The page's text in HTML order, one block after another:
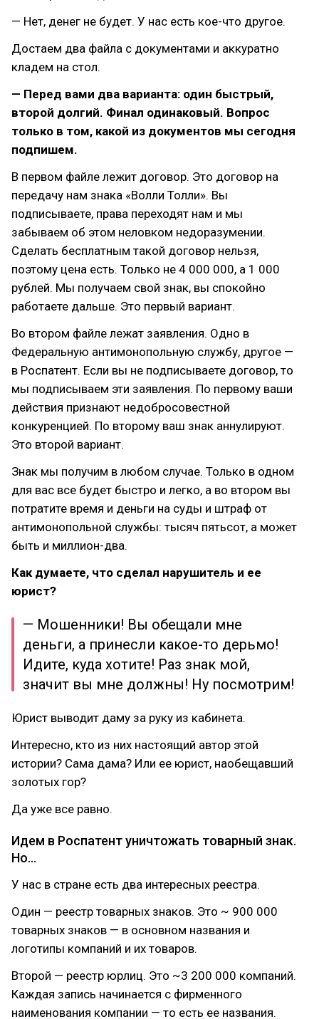
— Нет, денег не будет. У нас есть кое-что другое.
Достаем два файла с документами и аккуратно
кладем на стол.
— Перед вами два варианта: один быстрый,
второй долгий. Финал одинаковый. Вопрос
только в том, какой из документов мы сегодня
подпишем.
В первом файле лежит договор. Это договор на
передачу нам знака «Волли Толли». Вы
подписываете, права переходят нам и мы
забываем об этом неловком недоразумении.
Сделать бесплатным такой договор нельзя,
поэтому цена есть. Только не 4 000 000, а 1 000
рублей. Мы получаем свой знак, вы спокойно
работаете дальше. Это первый вариант.
Во втором файле лежат заявления. Одно в
Федеральную антимонопольную службу, другое —
в Роспатент. Если вы не подписываете договор, то
мы подписываем эти заявления. По первому ваши
действия признают недобросовестной
конкуренцией. По второму ваш знак аннулируют.
Это второй вариант.
Знак мы получим в любом случае. Только в одном
для вас все будет быстро и легко, а во втором вы
потратите время и деньги на суды и штраф от
антимонопольной службы: тысяч пятьсот, а может
быть и миллион-два.
Как думаете, что сделал нарушитель и ее
юрист?
— Мошенники! Вы обещали мне
деньги, а принесли какое-то дерьмо!
Идите, куда хотите! Раз знак мой,
значит вы мне должны! Ну посмотрим!
Юрист выводит даму за руку из кабинета.
Интересно, кто из них настоящий автор этой
истории? Сама дама? Или ее юрист, наобещавший
золотых гор?
Да уже все равно.
Идем в Роспатент уничтожать товарный знак.
Но…
У нас в стране есть два интересных реестра.
Один — реестр товарных знаков. Это ~ 900 000
товарных знаков — в основном названия и
логотипы компаний и их товаров.
Второй — реестр юрлиц. Это ~3 200 000 компаний.
Каждая запись начинается с фирменного
наименования компании — то есть ее названия.